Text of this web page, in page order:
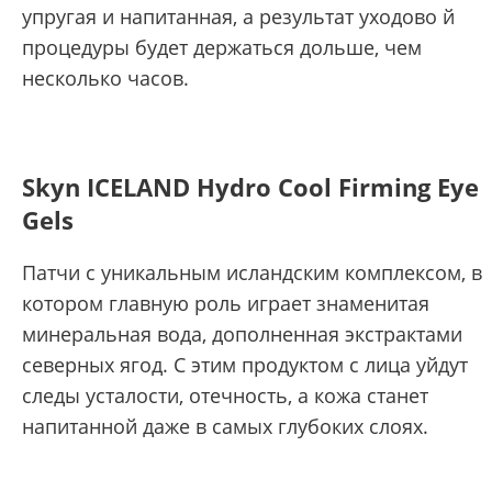
упругая и напитанная, а результат уходово й
процедуры будет держаться дольше, чем
несколько часов.
Skyn ICELAND Hydro Cool Firming Eye
Gels
Патчи с уникальным исландским комплексом, в
котором главную роль играет знаменитая
минеральная вода, дополненная экстрактами
северных ягод. С этим продуктом с лица уйдут
следы усталости, отечность, а кожа станет
напитанной даже в самых глубоких слоях.